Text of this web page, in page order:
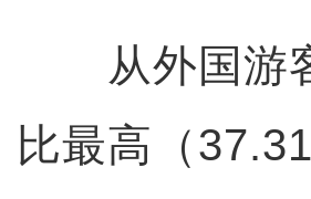
从外国游客
比最高（